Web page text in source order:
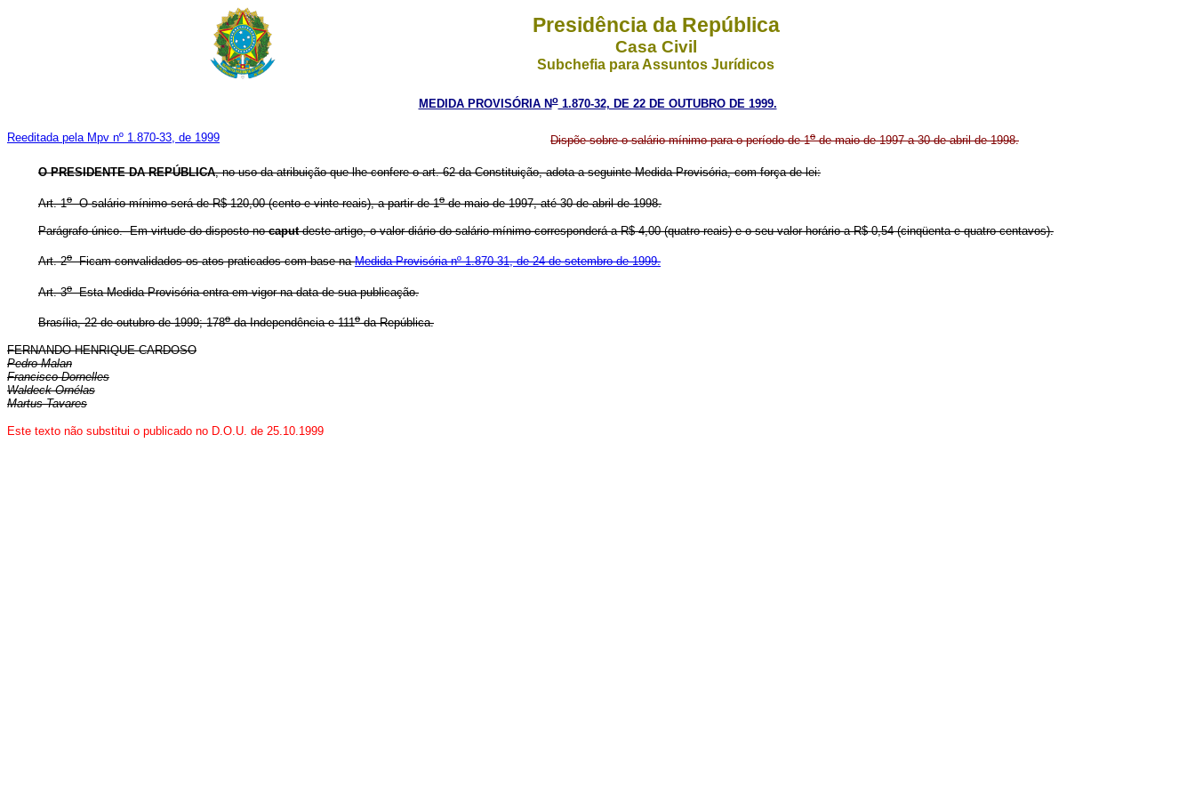
Presidência da República
Casa Civil
Subchefia para Assuntos Jurídicos
MEDIDA PROVISÓRIA No1.870-32, DE 22 DE OUTUBRO DE 1999.
Reeditada pela Mpv nº 1.870-33, de 1999 Dispõe sobre o salário mínimo para o período de 1ode maio de 1997 a 30 de abril de 1998.
O PRESIDENTE DA REPÚBLICA, no uso da atribuição que lhe confere o art. 62 da Constituição, adota a seguinte Medida Provisória, com força de lei:
Art. 1oO salário mínimo será de R$ 120,00 (cento e vinte reais), a partir de 1ode maio de 1997, até 30 de abril de 1998.
Parágrafo único. Em virtude do disposto nocaputdeste artigo, o valor diário do salário mínimo corresponderá a R$ 4,00 (quatro reais) e o seu valor horário a R$ 0,54 (cinqüenta e quatro centavos).
Art. 2oFicam convalidados os atos praticados com base naMedida Provisória nº 1.870-31, de 24 de setembro de 1999.
Art. 3oEsta Medida Provisória entra em vigor na data de sua publicação.
Brasília, 22 de outubro de 1999; 178oda Independência e 111oda República.
FERNANDO HENRIQUE CARDOSO
Pedro Malan
Francisco Dornelles
Waldeck Ornélas
Martus Tavares
Este texto não substitui o publicado no D.O.U. de 25.10.1999